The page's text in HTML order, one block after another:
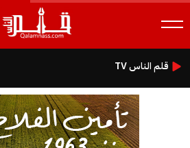
قلم الناس TV